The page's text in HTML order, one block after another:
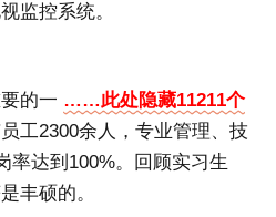
监控系统。
的一 ……此处隐藏11211个
工2300余人，专业管理、技
率达到100%。回顾实习生
丰硕的。